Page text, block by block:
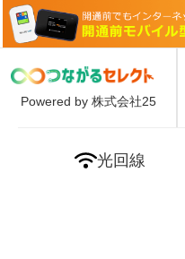
Powered by 株式会社25
光回線